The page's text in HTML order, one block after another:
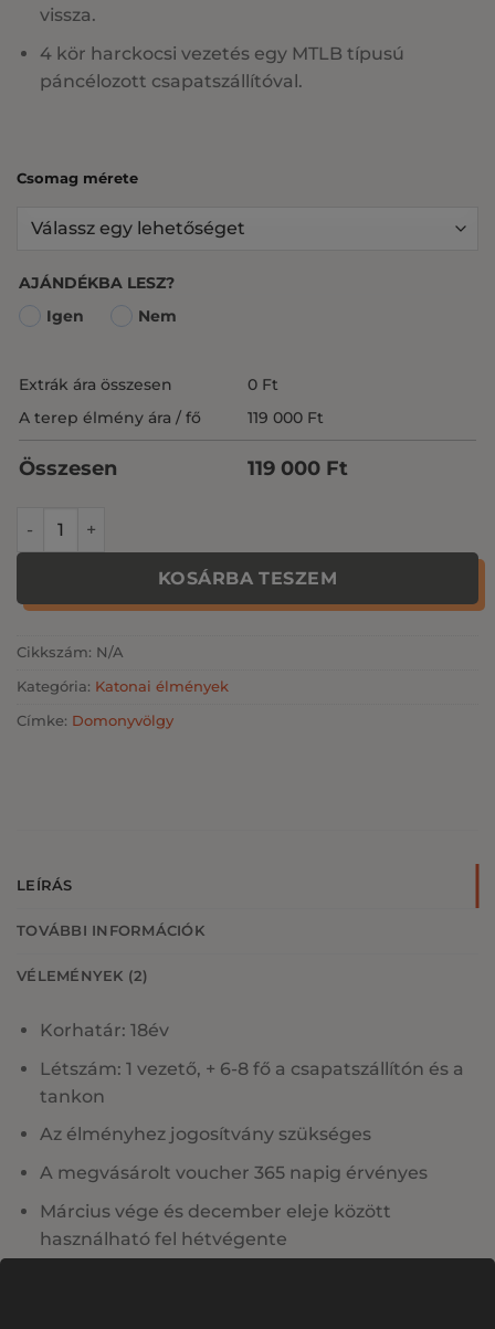
vissza.
4 kör harckocsi vezetés egy MTLB típusú
páncélozott csapatszállítóval.
Csomag mérete
AJÁNDÉKBA LESZ?
Igen
Nem
Extrák ára összesen 0 Ft
A terep élmény ára / fő
119 000 Ft
Összesen 119 000 Ft
KOSÁRBA TESZEM
Cikkszám: N/A
Kategória: Katonai élmények
Címke: Domonyvölgy
LEÍRÁS
TOVÁBBI INFORMÁCIÓK
VÉLEMÉNYEK (2)
Korhatár: 18év
Létszám: 1 vezető, + 6-8 fő a csapatszállítón és a
tankon
Az élményhez jogosítvány szükséges
A megvásárolt voucher 365 napig érvényes
Március vége és december eleje között
használható fel hétvégente